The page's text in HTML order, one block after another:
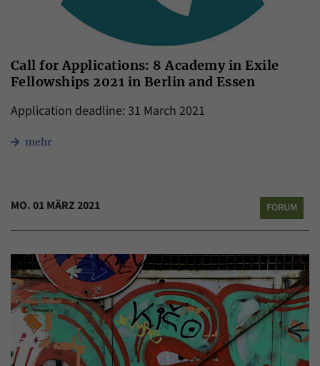
Call for Applications: 8 Academy in Exile
Fellowships 2021 in Berlin and Essen
Application deadline: 31 March 2021
mehr
MO. 01 MÄRZ 2021 FORUM